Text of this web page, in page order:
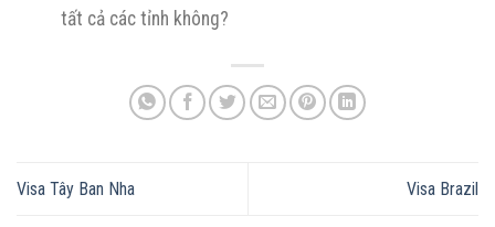
tất cả các tỉnh không?
Visa Tây Ban Nha Visa Brazil